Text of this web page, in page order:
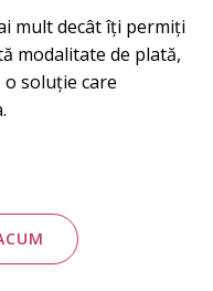
mult decât îți permiți
modalitate de plată,
soluție care